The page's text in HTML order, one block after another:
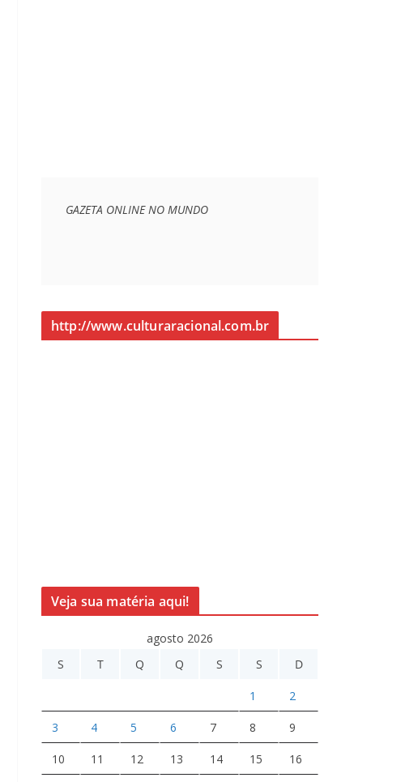
GAZETA ONLINE NO MUNDO
http://www.culturaracional.com.br
Veja sua matéria aqui!
agosto 2026
S
T Q Q S S D
1 2
3 4 5 6 7 8 9
10 11 12 13 14 15 16